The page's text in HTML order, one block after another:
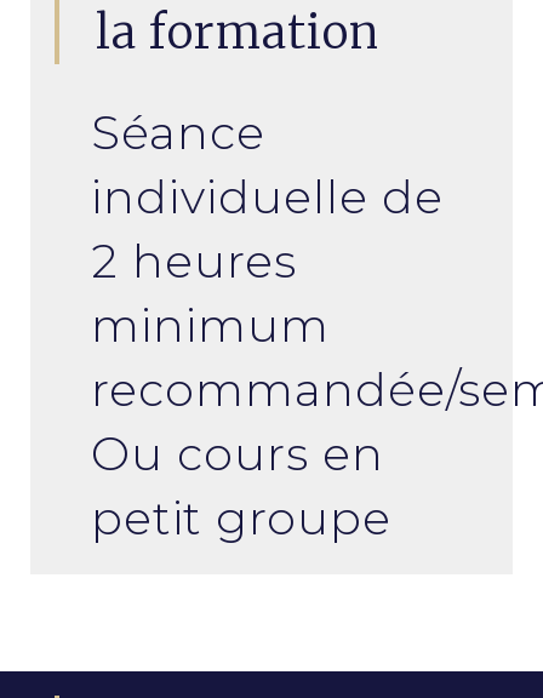
la formation
Séance
individuelle de
2 heures
minimum
recommandée/
Ou cours en
petit groupe